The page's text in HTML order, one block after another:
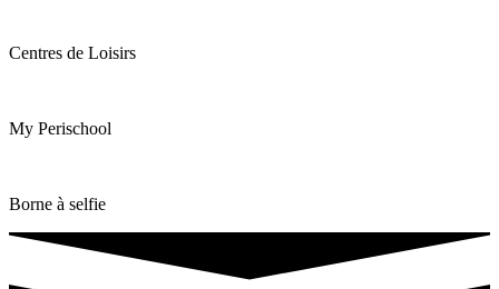
Centres de Loisirs
My Perischool
Borne à selfie